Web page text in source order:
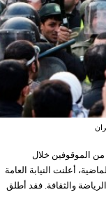
الموقوفين خلال
أعلنت النيابة العامة
والثقافة. فقد أطلق